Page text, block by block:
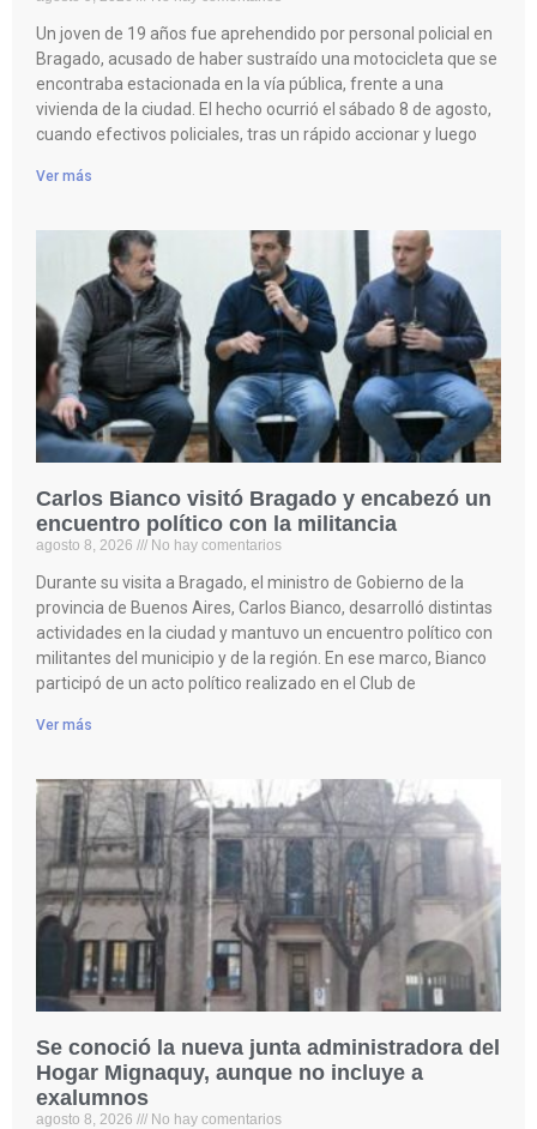
Un joven de 19 años fue aprehendido por personal policial en
Bragado, acusado de haber sustraído una motocicleta que se
encontraba estacionada en la vía pública, frente a una
vivienda de la ciudad. El hecho ocurrió el sábado 8 de agosto,
cuando efectivos policiales, tras un rápido accionar y luego
Ver más
Carlos Bianco visitó Bragado y encabezó un
encuentro político con la militancia
agosto 8, 2026 No hay comentarios
Durante su visita a Bragado, el ministro de Gobierno de la
provincia de Buenos Aires, Carlos Bianco, desarrolló distintas
actividades en la ciudad y mantuvo un encuentro político con
militantes del municipio y de la región. En ese marco, Bianco
participó de un acto político realizado en el Club de
Ver más
Se conoció la nueva junta administradora del
Hogar Mignaquy, aunque no incluye a
exalumnos
agosto 8, 2026 No hay comentarios